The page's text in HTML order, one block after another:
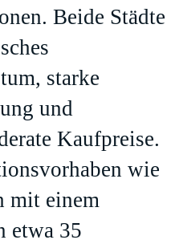
Beide Städte
starke
und
Kaufpreise.
wie
mit einem
etwa 35